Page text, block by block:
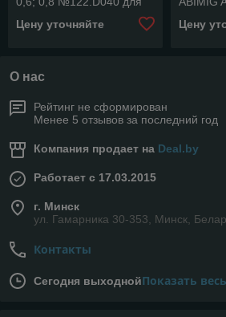
255 LW
Цену уточняйте
Цену
О нас
Рейтинг не сформирован
Менее 5 отзывов за последний год
Компания продает на Deal.by
Работает с 17.03.2015
г. Минск
ул. Гамарника 30-353, Минск,
Контакты
Сегодня выходнойПоказать